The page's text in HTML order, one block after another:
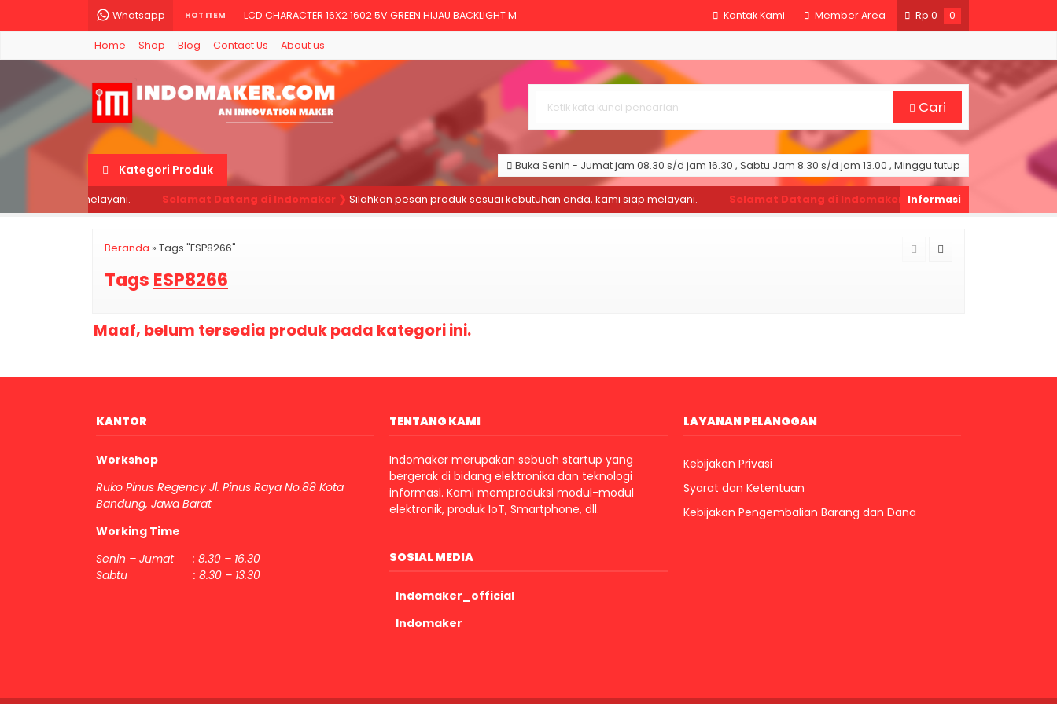
Whatsapp HOT ITEM LCD CHARACTER 16X2 1602 5V GREEN HIJAU BACKLIGHT M
Raspberry Pi Pico Microcontroller Board
Potensiometer 10K - Mono Potensio Meter Linear Res
Breadboard 400 titik lubang Bread board Projectboa
Sensor Api Flame detector sensor
LM35DZ Sensor Suhu - LM35
Sensor Ultrasonik HC-SR04 HC SR04 Sensor Jarak Ult
Kontak Kami Member Area Rp 0 0
Home Shop Blog Contact Us About us
Cari
Kategori Produk Buka Senin - Jumat jam 08.30 s/d jam 16.30 , Sabtu Jam 8.30 s/d jam 13.00 , Minggu tutup
kami siap melayani. Selamat Datang di Indomaker ❯ Silahkan pesan produk sesuai kebutuhan anda, kami siap melayani. Selamat Datang di Indomaker ❯ Silahkan pesan produk
Beranda » Tags "ESP8266"
Tags ESP8266
Maaf, belum tersedia produk pada kategori ini.
KANTOR
Workshop
Ruko Pinus Regency Jl. Pinus Raya No.88 Kota
Bandung, Jawa Barat
Working Time
Senin – Jumat : 8.30 – 16.30
Sabtu : 8.30 – 13.30
TENTANG KAMI
Indomaker merupakan sebuah startup yang
bergerak di bidang elektronika dan teknologi
informasi. Kami memproduksi modul-modul
elektronik, produk IoT, Smartphone, dll.
SOSIAL MEDIA
Indomaker_official
Indomaker
LAYANAN PELANGGAN
Kebijakan Privasi
Syarat dan Ketentuan
Kebijakan Pengembalian Barang dan Dana